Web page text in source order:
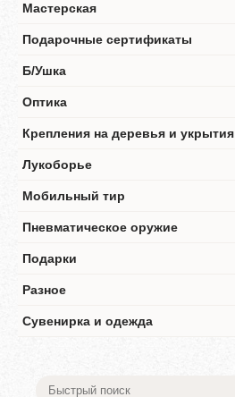
Мастерская
Подарочные сертификаты
Б/Ушка
Оптика
Крепления на деревья и укрытия
Лукоборье
Мобильный тир
Пневматическое оружие
Подарки
Разное
Сувенирка и одежда